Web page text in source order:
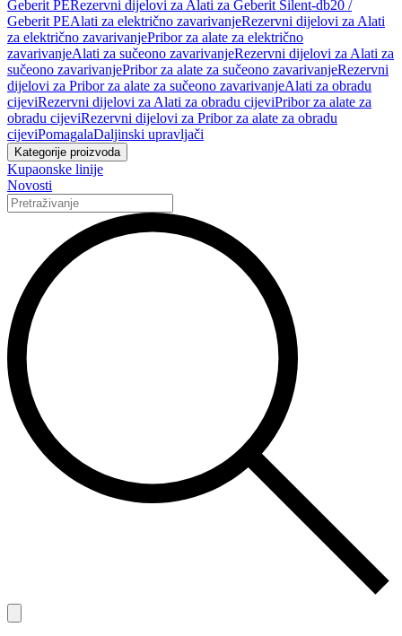
Geberit PERezervni dijelovi za Alati za Geberit Silent-db20 /
Geberit PEAlati za električno zavarivanjeRezervni dijelovi za Alati
za električno zavarivanjePribor za alate za električno
zavarivanjeAlati za sučeono zavarivanjeRezervni dijelovi za Alati za
sučeono zavarivanjePribor za alate za sučeono zavarivanjeRezervni
dijelovi za Pribor za alate za sučeono zavarivanjeAlati za obradu
cijeviRezervni dijelovi za Alati za obradu cijeviPribor za alate za
obradu cijeviRezervni dijelovi za Pribor za alate za obradu
cijeviPomagalaDaljinski upravljači
Kategorije proizvoda
Kupaonske linije
Novosti